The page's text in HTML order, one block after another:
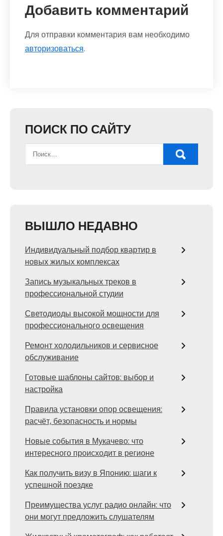
Добавить комментарий
Для отправки комментария вам необходимо
авторизоваться.
ПОИСК ПО САЙТУ
ВЫШЛО НЕДАВНО
Индивидуальный подбор квартир в
новых жилых комплексах
Запись музыкальных треков в
профессиональной студии
Светодиоды высокой мощности для
профессионального освещения
Ремонт холодильников и сервисное
обслуживание
Готовые шаблоны сайтов: выбор и
настройка
Правила установки опор освещения:
расчёт, безопасность и нормы
Новые события в Мукачево: что
интересного происходит в регионе
Как получить визу в Японию: шаги к
успешной поездке
Преимущества услуг радио онлайн: что
они могут предложить слушателям